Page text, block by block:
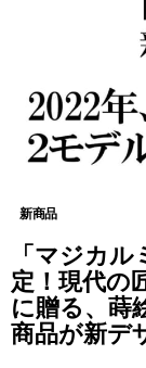
新商品
「マジカ
定！現代の
に贈る、蒔
商品が新デ